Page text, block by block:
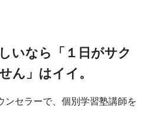
いなら「１日がサク
ん」はイイ。
ンセラーで、個別学習塾講師を